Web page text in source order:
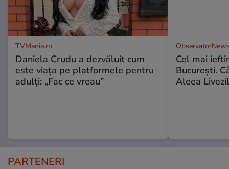
TVMania.ro
Daniela Crudu a dezvăluit cum
este viața pe platformele pentru
adulți: „Fac ce vreau”
Cel mai
Bucureşti.
Aleea
PARTENERI